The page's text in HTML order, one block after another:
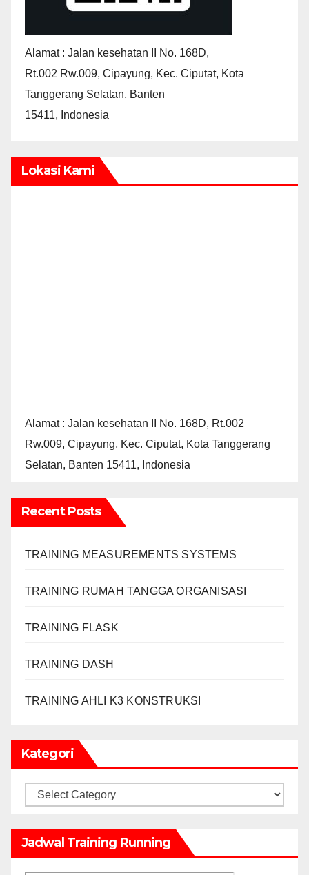
Alamat : Jalan kesehatan II No. 168D,
Rt.002 Rw.009, Cipayung, Kec. Ciputat, Kota
Tanggerang Selatan, Banten
15411, Indonesia
Lokasi Kami
Alamat : Jalan kesehatan II No. 168D, Rt.002
Rw.009, Cipayung, Kec. Ciputat, Kota Tanggerang
Selatan, Banten 15411, Indonesia
Recent Posts
TRAINING MEASUREMENTS SYSTEMS
TRAINING RUMAH TANGGA ORGANISASI
TRAINING FLASK
TRAINING DASH
TRAINING AHLI K3 KONSTRUKSI
Kategori
Kategori
Jadwal Training Running